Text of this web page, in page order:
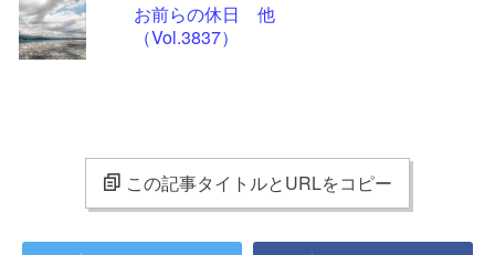
お前らの休日 他
（Vol.3837）
この記事タイトルとURLをコピー